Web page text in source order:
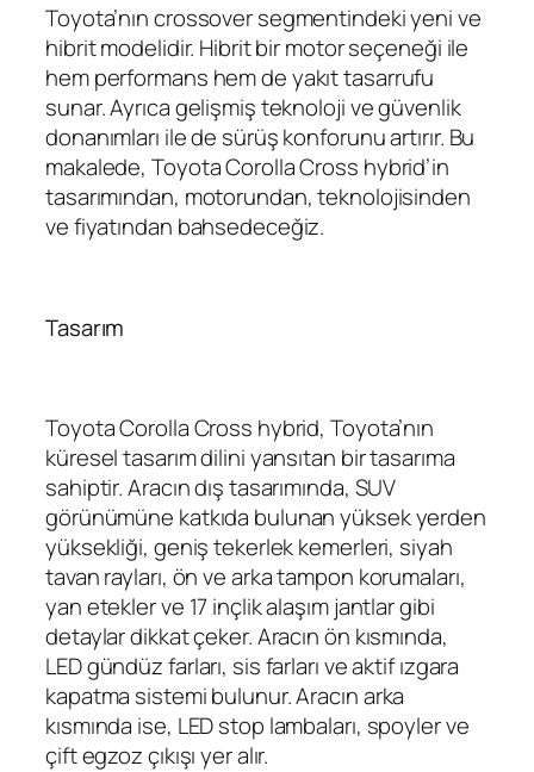
Toyota’nın crossover segmentindeki yeni ve
hibrit modelidir. Hibrit bir motor seçeneği ile
hem performans hem de yakıt tasarrufu
sunar. Ayrıca gelişmiş teknoloji ve güvenlik
donanımları ile de sürüş konforunu artırır. Bu
makalede, Toyota Corolla Cross hybrid’in
tasarımından, motorundan, teknolojisinden
ve fiyatından bahsedeceğiz.
Tasarım
Toyota Corolla Cross hybrid, Toyota’nın
küresel tasarım dilini yansıtan bir tasarıma
sahiptir. Aracın dış tasarımında, SUV
görünümüne katkıda bulunan yüksek yerden
yüksekliği, geniş tekerlek kemerleri, siyah
tavan rayları, ön ve arka tampon korumaları,
yan etekler ve 17 inçlik alaşım jantlar gibi
detaylar dikkat çeker. Aracın ön kısmında,
LED gündüz farları, sis farları ve aktif ızgara
kapatma sistemi bulunur. Aracın arka
kısmında ise, LED stop lambaları, spoyler ve
çift egzoz çıkışı yer alır.